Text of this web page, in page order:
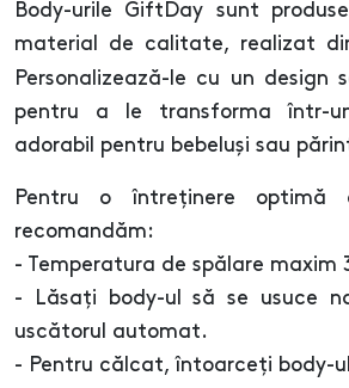
Body-urile GiftDay sunt
material de calitate, realizat
Personalizează-le cu un design
pentru a le transforma într-
adorabil pentru bebeluși sau
Pentru o întreținere optimă
recomandăm:
- Temperatura de spălare maxim
- Lăsați body-ul să se usuce
uscătorul automat.
- Pentru călcat, întoarceți body-